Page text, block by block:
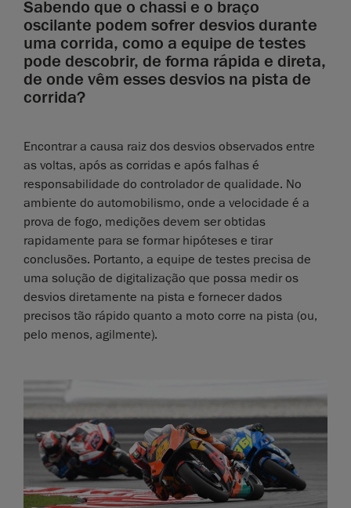
Sabendo que o chassi e o braço
oscilante podem sofrer desvios durante
uma corrida, como a equipe de testes
pode descobrir, de forma rápida e direta,
de onde vêm esses desvios na pista de
corrida?
Encontrar a causa raiz dos desvios observados entre
as voltas, após as corridas e após falhas é
responsabilidade do controlador de qualidade. No
ambiente do automobilismo, onde a velocidade é a
prova de fogo, medições devem ser obtidas
rapidamente para se formar hipóteses e tirar
conclusões. Portanto, a equipe de testes precisa de
uma solução de digitalização que possa medir os
desvios diretamente na pista e fornecer dados
precisos tão rápido quanto a moto corre na pista (ou,
pelo menos, agilmente).